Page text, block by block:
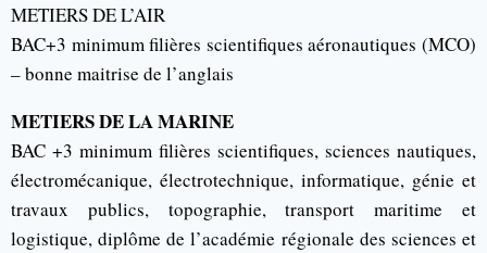
METIERS DE L’AIR
BAC+3 minimum filières scientifiques aéronautiques (MCO)
– bonne maitrise de l’anglais
METIERS DE LA MARINE
BAC +3 minimum filières scientifiques, sciences nautiques,
électromécanique, électrotechnique, informatique, génie et
travaux publics, topographie, transport maritime et
logistique, diplôme de l’académie régionale des sciences et